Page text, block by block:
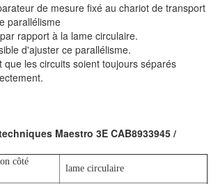
de mesure fixé au chariot de transport
parallélisme
rapport à la lame circulaire.
d'ajuster ce parallélisme.
que les circuits soient toujours séparés
Maestro 3E CAB8933945 /
côté
lame circulaire